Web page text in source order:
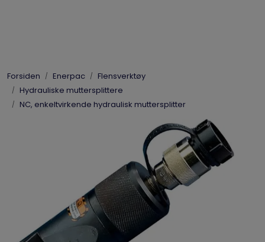
Forsiden Enerpac
Flensverktøy
Hydrauliske muttersplittere
NC, enkeltvirkende hydraulisk muttersplitter
Enerpac
Vis priser inkl. mva.